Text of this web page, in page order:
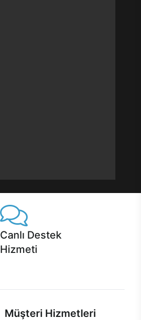
Canlı Destek
Hizmeti
Müşteri Hizmetleri